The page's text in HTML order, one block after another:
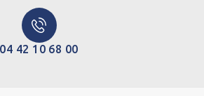
04 42 10 68 00